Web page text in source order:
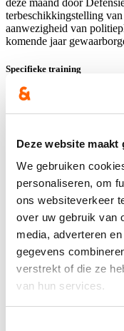
Deze website
We gebruiken
personaliseren, om
ons websiteverkeer
over uw gebruik van
media, adverteren
gegevens
verstrekt of die ze
van hun services.
deze maand door
terbeschikkingstelling
aanwezigheid van
komende jaar
Specifieke training
Het
maanden en ze moeten
leren kennen.
doorgroeien naar
worden.
Solliciteren voor het
Vanaf 8 mei 2023 kan je
beveiligingsagenten van
Solliciteren kan via